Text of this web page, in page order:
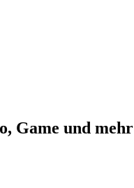
Game und mehr